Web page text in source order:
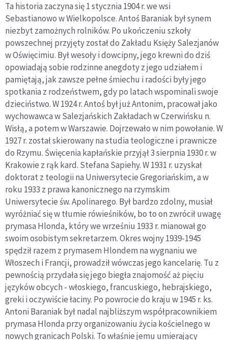
Ta historia zaczyna się 1 stycznia 1904 r. we wsi
Sebastianowo w Wielkopolsce. Antoś Baraniak był synem
niezbyt zamożnych rolników. Po ukończeniu szkoły
powszechnej przyjęty został do Zakładu Księży Salezjanów
w Oświęcimiu. Był wesoły i dowcipny, jego krewni do dziś
opowiadają sobie rodzinne anegdoty z jego udziałem i
pamiętają, jak zawsze pełne śmiechu i radości były jego
spotkania z rodzeństwem, gdy po latach wspominali swoje
dzieciństwo. W 1924 r. Antoś był już Antonim, pracował jako
wychowawca w Salezjańskich Zakładach w Czerwińsku n.
Wisłą, a potem w Warszawie. Dojrzewało w nim powołanie. W
1927 r. został skierowany na studia teologiczne i prawnicze
do Rzymu. Święcenia kapłańskie przyjął 3 sierpnia 1930 r. w
Krakowie z rąk kard. Stefana Sapiehy. W 1931 r. uzyskał
doktorat z teologii na Uniwersytecie Gregoriańskim, a w
roku 1933 z prawa kanonicznego na rzymskim
Uniwersytecie św. Apolinarego. Był bardzo zdolny, musiał
wyróżniać się w tłumie rówieśników, bo to on zwrócił uwagę
prymasa Hlonda, który we wrześniu 1933 r. mianował go
swoim osobistym sekretarzem. Okres wojny 1939-1945
spędził razem z prymasem Hlondem na wygnaniu we
Włoszech i Francji, prowadził wówczas jego kancelarię. Tu z
pewnością przydała się jego biegła znajomość aż pięciu
języków obcych - włoskiego, francuskiego, hebrajskiego,
greki i oczywiście łaciny. Po powrocie do kraju w 1945 r. ks.
Antoni Baraniak był nadal najbliższym współpracownikiem
prymasa Hlonda przy organizowaniu życia kościelnego w
nowych granicach Polski. To właśnie jemu umierający